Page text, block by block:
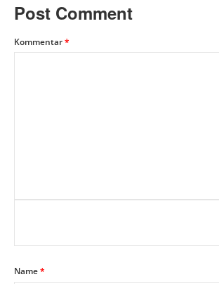
Post Comment
Kommentar*
Name*